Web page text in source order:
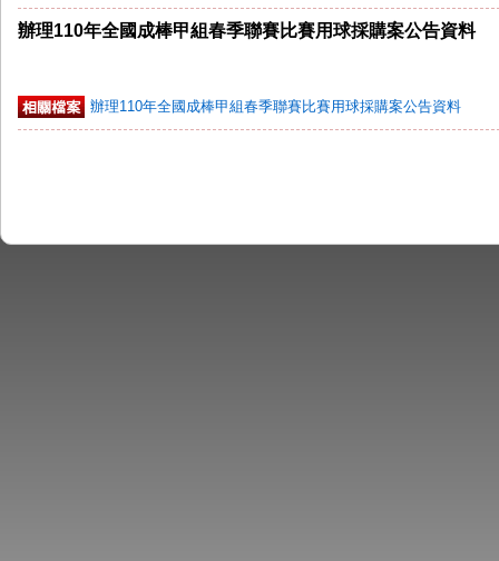
辦理110年全國成棒甲組春季聯賽比賽用球採購案公告資料
辦理110年全國成棒甲組春季聯賽比賽用球採購案公告資料